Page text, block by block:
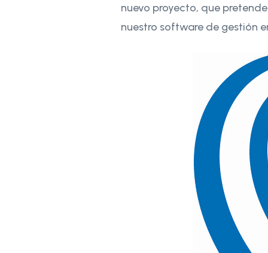
nuevo proyecto, que
nuestro software de gestión